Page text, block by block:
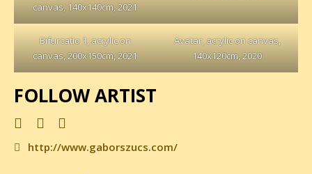
canvas, 140x140cm, 2021
Bifurcatio 1, acrylic on
canvas, 200x150cm, 2021
Avatar, acrylic on canvas,
140x120cm, 2020
FOLLOW ARTIST
http://www.gaborszucs.com/